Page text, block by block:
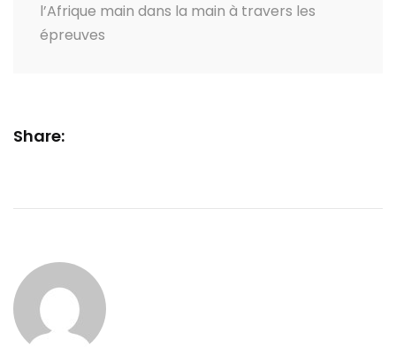
l’Afrique main dans la main à travers les
épreuves
Share: